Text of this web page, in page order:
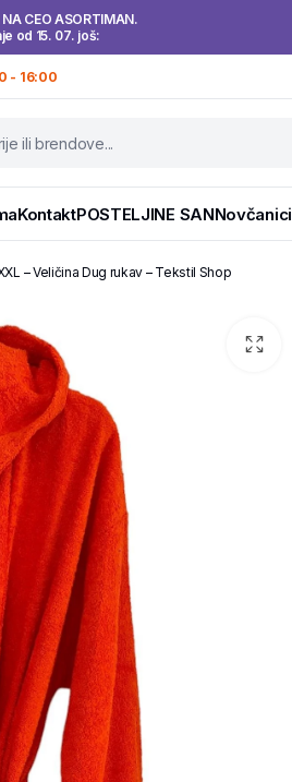
CEO ASORTIMAN.
od 15. 07. još:
- 16:00
KontaktPOSTELJINE SANNovčanici
– Veličina Dug rukav – Tekstil Shop